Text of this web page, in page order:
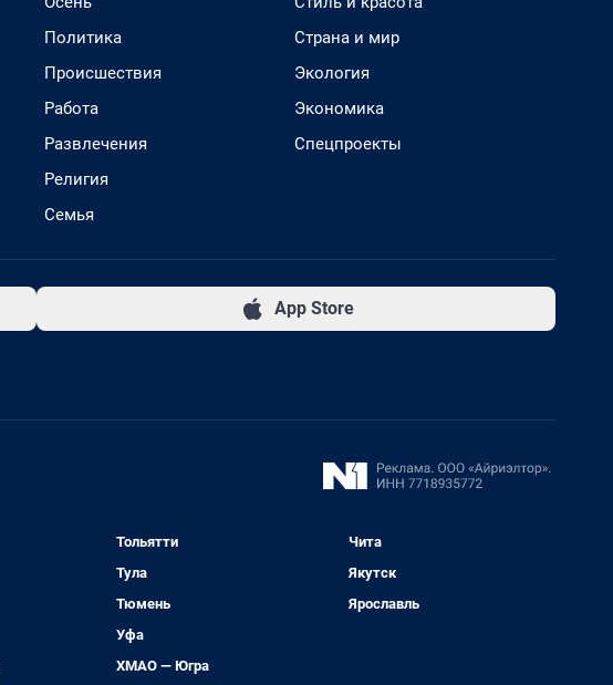
Политика
Происшествия
Работа
Развлечения
Религия
Семья
Страна и мир
Экология
Экономика
Спецпроекты
App Store
Тольятти
Тула
Тюмень
Уфа
ХМАО — Югра
Чита
Якутск
Ярославль